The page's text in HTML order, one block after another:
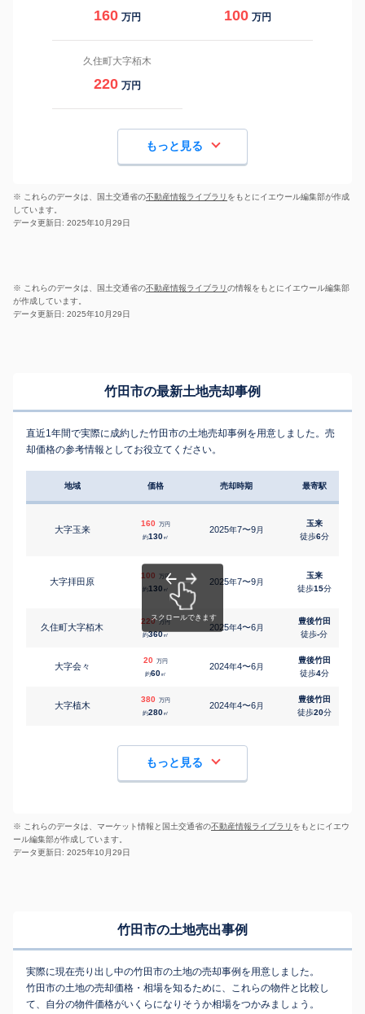
160 万円 100 万円
久住町大字栢木
220 万円
もっと見る
※ これらのデータは、国土交通省の不動産情報ライブラリ をもとにイエウール編集部が作成
しています。
データ更新日: 2025年10月29日
※ これらのデータは、国土交通省の不動産情報ライブラリの情報をもとにイエウール編集部
が作成しています。
データ更新日: 2025年10月29日
竹田市の最新土地売却事例
直近1年間で実際に成約した竹田市の土地売却事例を用意しました。売
却価格の参考情報としてお役立てください。
地域 価格 売却時期 最寄駅
大字玉来
160 万円
約130㎡
2025年7〜9月
玉来
徒歩6分
大字拝田原
100 万円
約130 ㎡
2025年7〜9月
玉来
徒歩15分
久住町大字栢木
220 万円
約360㎡
2025年4〜6月
豊後竹田
徒歩-分
大字会々
20 万円
約60㎡
2024年4〜6月
豊後竹田
徒歩4分
大字植木
380 万円
約280㎡
2024年4〜6月
豊後竹田
徒歩20分
もっと見る
※ これらのデータは、マーケット情報と国土交通省の不動産情報ライブラリ をもとにイエウ
ール編集部が作成しています。
データ更新日: 2025年10月29日
竹田市の土地売出事例
実際に現在売り出し中の竹田市の土地の売却事例を用意しました。
竹田市の土地の売却価格・相場を知るために、これらの物件と比較し
て、自分の物件価格がいくらになりそうか相場をつかみましょう。